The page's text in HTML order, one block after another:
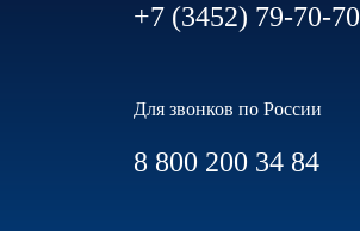
+7 (3452) 79-70-70
Для звонков по России
8 800 200 34 84